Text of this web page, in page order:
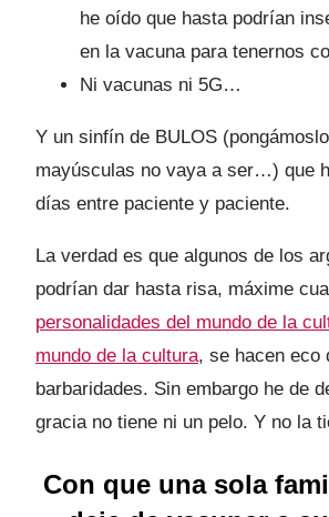
he oído que hasta podrían
en la vacuna para tenernos
Ni vacunas ni 5G…
Y un sinfín de BULOS
mayúsculas no vaya a ser…) que
días entre paciente y paciente.
La verdad es que algunos de los
podrían dar hasta risa, máxime
personalidades del mundo de la
mundo de la cultura, se hacen eco
barbaridades. Sin embargo he de
gracia no tiene ni un pelo. Y no la
Con que una sola